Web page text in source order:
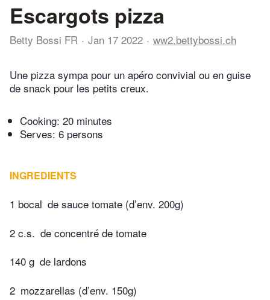
Escargots pizza
Betty Bossi FR Jan 17 2022 ww2.bettybossi.ch
Une pizza sympa pour un apéro convivial ou en guise
de snack pour les petits creux.
Cooking: 20 minutes
Serves: 6 persons
INGREDIENTS
1 bocal de sauce tomate (d’env. 200g)
2 c.s. de concentré de tomate
140 g de lardons
2 mozzarellas (d’env. 150g)